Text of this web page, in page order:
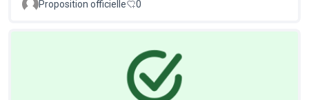
Proposition officielle 0